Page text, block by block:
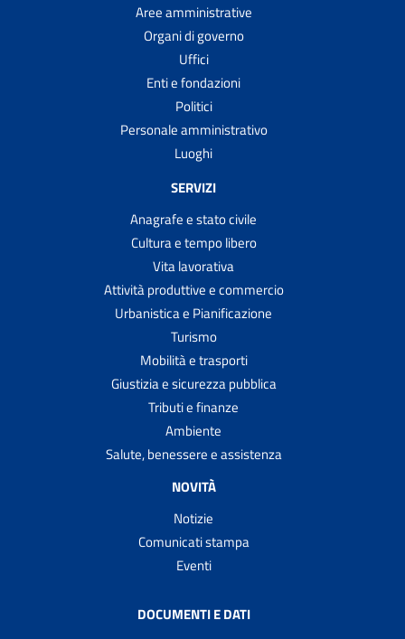
Aree amministrative
Organi di governo
Uffici
Enti e fondazioni
Politici
Personale amministrativo
Luoghi
SERVIZI
Anagrafe e stato civile
Cultura e tempo libero
Vita lavorativa
Attività produttive e commercio
Urbanistica e Pianificazione
Turismo
Mobilità e trasporti
Giustizia e sicurezza pubblica
Tributi e finanze
Ambiente
Salute, benessere e assistenza
NOVITÀ
Notizie
Comunicati stampa
Eventi
DOCUMENTI E DATI